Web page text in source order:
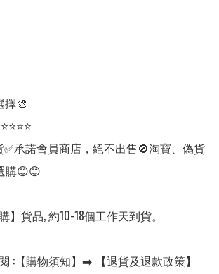
擇🎨
承諾會員商店，絕不出售🚫淘寶、偽貨
購😊😊
貨品, 約10-18個工作天到貨。
:【購物須知】➡️ 【退貨及退款政策】